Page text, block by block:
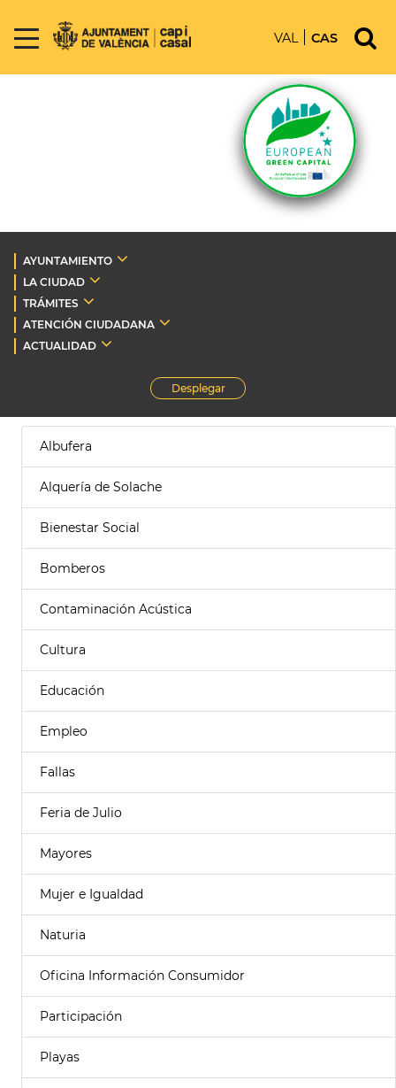
VAL CAS
AYUNTAMIENTO
LA CIUDAD
TRÁMITES
ATENCIÓN CIUDADANA
ACTUALIDAD
Desplegar
Albufera
Alquería de Solache
Bienestar Social
Bomberos
Contaminación Acústica
Cultura
Educación
Empleo
Fallas
Feria de Julio
Mayores
Mujer e Igualdad
Naturia
Oficina Información Consumidor
Participación
Playas